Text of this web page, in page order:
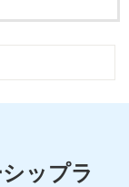
ップラ